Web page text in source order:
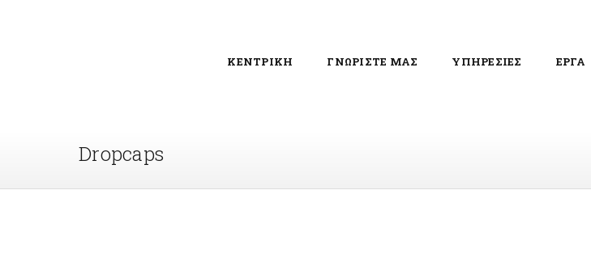
ΚΕΝΤΡΙΚΗ ΓΝΩΡΙΣΤΕ ΜΑΣ ΥΠΗΡΕΣΙΕΣ ΕΡΓΑ
Dropcaps